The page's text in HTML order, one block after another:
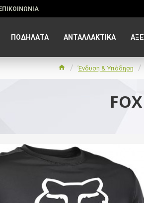
ΠΟΔΗΛΑΤΑ ΑΝΤΑΛΛΑΚΤΙΚΑ
Ένδυση & Υπόδηση